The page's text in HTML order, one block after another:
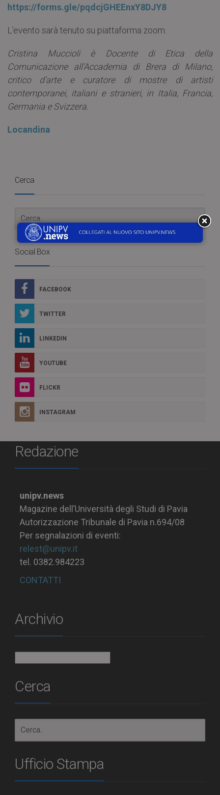
https://forms.gle/pqdcjGHEEnxY8DJY8
L’evento sarà tenuto su piattaforma zoom.
Cristina Muccioli è Docente di Etica della
Comunicazione all’Accademia di Brera di Milano,
critico d’arte e curatore di mostre di artisti
contemporanei, italiani e stranieri, in Italia, Francia,
Germania e Svizzera.
Locandina
Cerca
Social Box
FACEBOOK
TWITTER
LINKEDIN
YOUTUBE
FLICKR
INSTAGRAM
Redazione
unipv.news
Magazine dell’Università degli Studi di Pavia
Autorizzazione Tribunale di Pavia n.694/08
Per segnalazioni di eventi:
relest@unipv.it
tel. 0382.984223
CONTATTI
Archivio
Cerca
Ufficio Stampa